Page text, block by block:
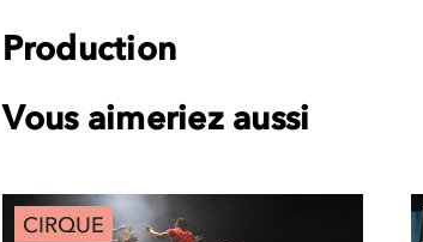
Production
Vous aimeriez aussi
CIRQUE